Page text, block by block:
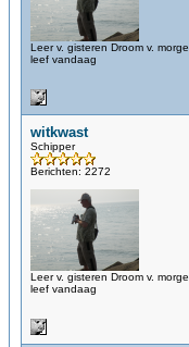
Leer v. gisteren Droom v.
leef vandaag
witkwast
Schipper
Berichten: 2272
Leer v. gisteren Droom v.
leef vandaag